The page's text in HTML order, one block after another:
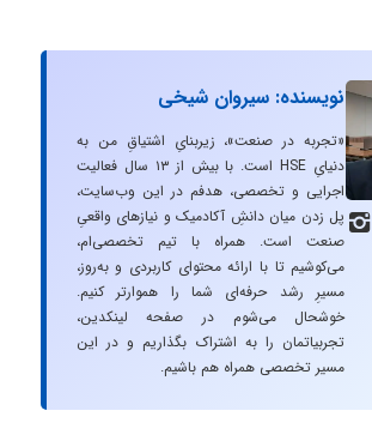

نویسنده: سیروان شیخی
«تجربه در صنعت»، زیربنایِ اشتیاقِ من به
دنیایِ HSE است. با بیش از ۱۳ سال فعالیت
اجرایی و تخصصی، هدفم در این وب‌سایت،
پل زدن میان دانشِ آکادمیک و نیازهای واقعیِ
صنعت است. همراه با تیم تخصصی‌ام،
می‌کوشیم تا با ارائه محتوای کاربردی و به‌روز،
مسیرِ رشد حرفه‌ای شما را هموارتر کنیم.
خوشحال می‌شوم در صفحه لینکدین،
تجربیاتمان را به اشتراک بگذاریم و در این
مسیر تخصصی همراه هم باشیم.